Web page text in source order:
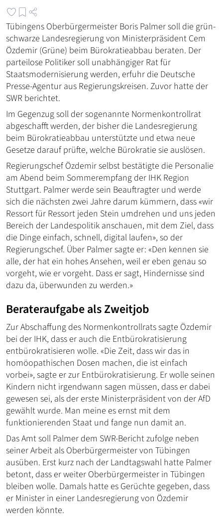
Tübingens Oberbürgermeister Boris Palmer soll die grün-
schwarze Landesregierung von Ministerpräsident Cem
Özdemir (Grüne) beim Bürokratieabbau beraten. Der
parteilose Politiker soll unabhängiger Rat für
Staatsmodernisierung werden, erfuhr die Deutsche
Presse-Agentur aus Regierungskreisen. Zuvor hatte der
SWR berichtet.
Im Gegenzug soll der sogenannte Normenkontrollrat
abgeschafft werden, der bisher die Landesregierung
beim Bürokratieabbau unterstützte und etwa neue
Gesetze darauf prüfte, welche Bürokratie sie auslösen.
Regierungschef Özdemir selbst bestätigte die Personalie
am Abend beim Sommerempfang der IHK Region
Stuttgart. Palmer werde sein Beauftragter und werde
sich die nächsten zwei Jahre darum kümmern, dass «wir
Ressort für Ressort jeden Stein umdrehen und uns jeden
Bereich der Landespolitik anschauen, mit dem Ziel, dass
die Dinge einfach, schnell, digital laufen», so der
Regierungschef. Über Palmer sagte er: «Den kennen sie
alle, der hat ein hohes Ansehen, weil er eben genau so
vorgeht, wie er vorgeht. Dass er sagt, Hindernisse sind
dazu da, überwunden zu werden.»
Berateraufgabe als Zweitjob
Zur Abschaffung des Normenkontrollrats sagte Özdemir
bei der IHK, dass er auch die Entbürokratisierung
entbürokratisieren wolle. «Die Zeit, dass wir das in
homöopathischen Dosen machen, die ist einfach
vorbei», sagte er zur Entbürokratisierung. Er wolle seinen
Kindern nicht irgendwann sagen müssen, dass er dabei
gewesen sei, als der erste Ministerpräsident von der AfD
gewählt wurde. Man meine es ernst mit dem
funktionierenden Staat und fange nun damit an.
Das Amt soll Palmer dem SWR-Bericht zufolge neben
seiner Arbeit als Oberbürgermeister von Tübingen
ausüben. Erst kurz nach der Landtagswahl hatte Palmer
betont, dass er weiter Oberbürgermeister in Tübingen
bleiben wolle. Damals hatte es Gerüchte gegeben, dass
er Minister in einer Landesregierung von Özdemir
werden könnte.